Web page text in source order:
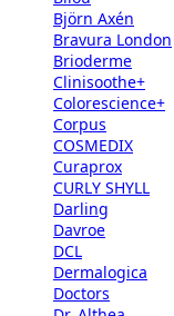
Björn Axén
Bravura London
Brioderme
Clinisoothe+
Colorescience+
Corpus
COSMEDIX
Curaprox
CURLY SHYLL
Darling
Davroe
DCL
Dermalogica
Doctors